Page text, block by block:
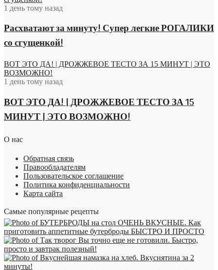
1 день тому назад
Расхватают за минуту! Супер легкие РОГАЛИКИ
со сгущенкой!
ВОТ ЭТО ДА! | ДРОЖЖЕВОЕ ТЕСТО ЗА 15 МИНУТ | ЭТО
ВОЗМОЖНО!
1 день тому назад
ВОТ ЭТО ДА! | ДРОЖЖЕВОЕ ТЕСТО ЗА 15
МИНУТ | ЭТО ВОЗМОЖНО!
О нас
Обратная связь
Правообладателям
Пользовательское соглашение
Политика конфиденциальности
Карта сайта
Самые популярные рецепты